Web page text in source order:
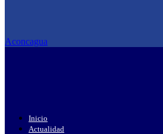
Aconcagua
Inicio
Actualidad